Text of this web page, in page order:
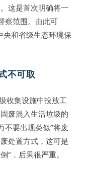
这是首次明确将一
察范围。由此可
央和省级生态环境保
不可取
收集设施中投放工
废混入生活垃圾的
不要出现类似“将废
处置方式，这可是
”，后果很严重。